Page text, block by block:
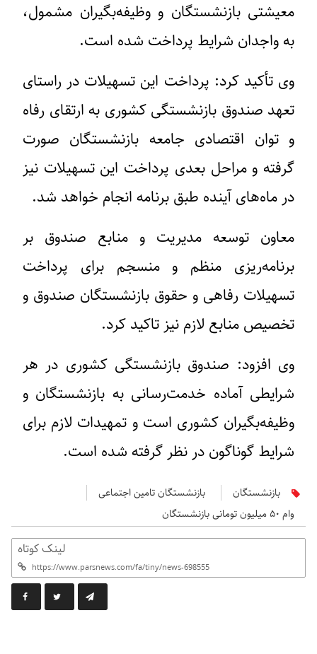
معیشتی بازنشستگان و وظیفه‌بگیران مشمول،
به واجدان شرایط پرداخت شده است.
وی تأکید کرد: پرداخت این تسهیلات در راستای
تعهد صندوق بازنشستگی کشوری به ارتقای رفاه
و توان اقتصادی جامعه بازنشستگان صورت
گرفته و مراحل بعدی پرداخت این تسهیلات نیز
در ماه‌های آینده طبق برنامه انجام خواهد شد.
معاون توسعه مدیریت و منابع صندوق بر
برنامه‌ریزی منظم و منسجم برای پرداخت
تسهیلات رفاهی و حقوق بازنشستگان صندوق و
تخصیص منابع لازم نیز تاکید کرد.
وی افزود: صندوق بازنشستگی کشوری در هر
شرایطی آماده خدمت‌رسانی به بازنشستگان و
وظیفه‌بگیران کشوری است و تمهیدات لازم برای
شرایط گوناگون در نظر گرفته شده است.
بازنشستگان
بازنشستگان تامین اجتماعی
وام ۵٠ میلیون تومانی بازنشستگان
لینک کوتاه